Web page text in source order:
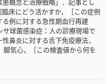
床にどう活かすか，［この症例
例に対する急性期血行再建
球菌感染症：人の診療現場で
鼻炎に対する舌下免疫療法，
脚気心，［この検査値から何を